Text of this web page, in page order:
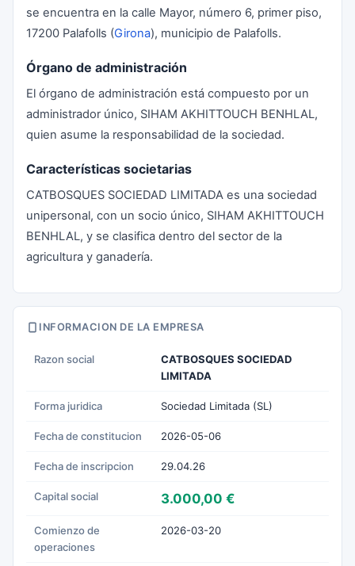
se encuentra en la calle Mayor, número 6, primer piso,
17200 Palafolls (Girona), municipio de Palafolls.
Órgano de administración
El órgano de administración está compuesto por un
administrador único, SIHAM AKHITTOUCH BENHLAL,
quien asume la responsabilidad de la sociedad.
Características societarias
CATBOSQUES SOCIEDAD LIMITADA es una sociedad
unipersonal, con un socio único, SIHAM AKHITTOUCH
BENHLAL, y se clasifica dentro del sector de la
agricultura y ganadería.
INFORMACION DE LA EMPRESA
Razon social
CATBOSQUES SOCIEDAD
LIMITADA
Forma juridica Sociedad Limitada (SL)
Fecha de constitucion 2026-05-06
Fecha de inscripcion 29.04.26
Capital social 3.000,00 €
Comienzo de
operaciones
2026-03-20